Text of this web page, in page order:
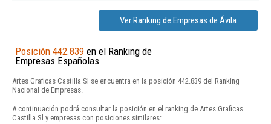
Ver Ranking de Empresas de Ávila
Posición 442.839 en el Ranking de
Empresas Españolas
Artes Graficas Castilla Sl se encuentra en la posición 442.839 del Ranking
Nacional de Empresas.
A continuación podrá consultar la posición en el ranking de Artes Graficas
Castilla Sl y empresas con posiciones similares: